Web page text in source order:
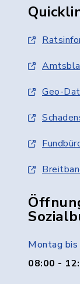
Geo-
Montag
08:00 -